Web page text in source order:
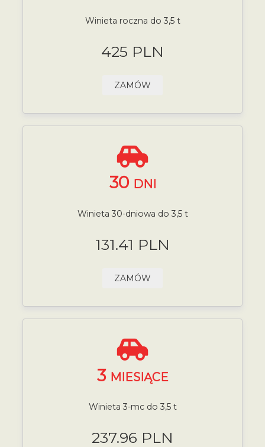
Winieta roczna do 3,5 t
425 PLN
ZAMÓW
30 DNI
Winieta 30-dniowa do 3,5 t
131.41 PLN
ZAMÓW
3 MIESIĄCE
Winieta 3-mc do 3,5 t
237.96 PLN